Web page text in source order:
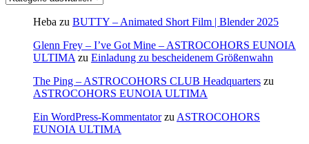
Heba zu BUTTY – Animated Short Film | Blender 2025
Glenn Frey – I’ve Got Mine – ASTROCOHORS EUNOIA
ULTIMA zu Einladung zu bescheidenem Größenwahn
The Ping – ASTROCOHORS CLUB Headquarters zu
ASTROCOHORS EUNOIA ULTIMA
Ein WordPress-Kommentatorzu ASTROCOHORS
EUNOIA ULTIMA